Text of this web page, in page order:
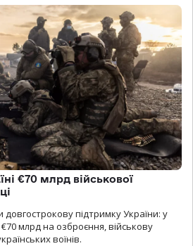
€70 млрд військової
підтримку України: у
млрд на озброєння, військову
воїнів.